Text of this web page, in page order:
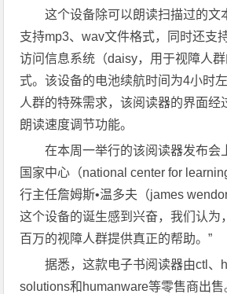
这个设备除可以朗读扫描过的文
支持mp3、wav文件格式，同时还支
访问信息系统（daisy，用于视障人
式。该设备的电池续航时间为4小时
人群的特殊需求，该阅读器的界面经
朗读速度调节功能。
在本周一举行的该阅读器发布会
国家中心（national center for
行主任詹姆斯•温多夫（james
这个设备的诞生感到兴奋，我们认为
百万的视障人群提供真正的帮助。”
据悉，这款电子书阅读器由ctl、
solutions和humanware等零售商出